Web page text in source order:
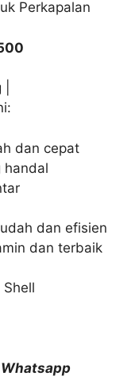
Perkapalan
dan cepat
handal
dan efisien
dan terbaik
Whatsapp